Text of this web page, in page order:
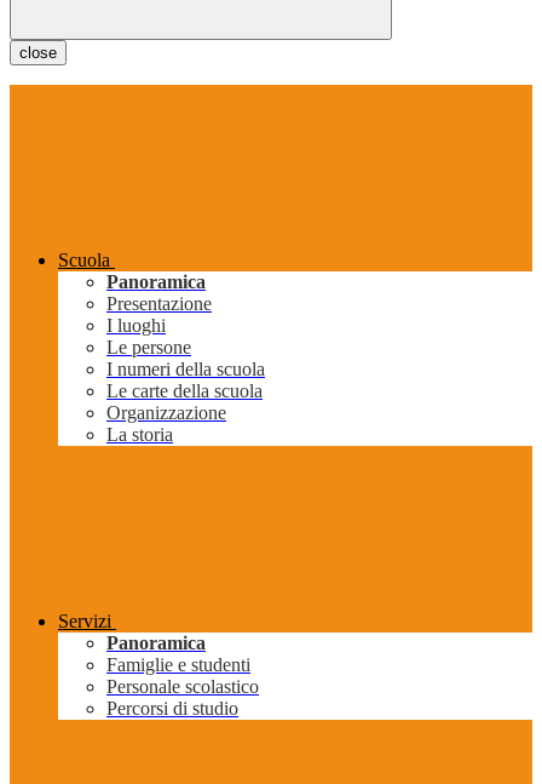
close
Scuola
Panoramica
Presentazione
I luoghi
Le persone
I numeri della scuola
Le carte della scuola
Organizzazione
La storia
Servizi
Panoramica
Famiglie e studenti
Personale scolastico
Percorsi di studio